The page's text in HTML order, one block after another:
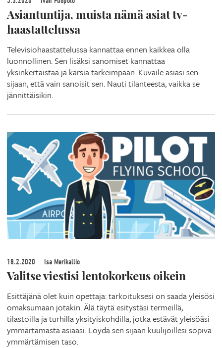
Asiantuntija, muista nämä asiat tv-
haastattelussa
Televisiohaastattelussa kannattaa ennen kaikkea olla
luonnollinen. Sen lisäksi sanomiset kannattaa
yksinkertaistaa ja karsia tärkeimpään. Kuvaile asiasi sen
sijaan, että vain sanoisit sen. Nauti tilanteesta, vaikka se
jännittäisikin.
18.2.2020 Isa Merikallio
Valitse viestisi lentokorkeus oikein
Esittäjänä olet kuin opettaja: tarkoituksesi on saada yleisösi
omaksumaan jotakin. Älä täytä esitystäsi termeillä,
tilastoilla ja turhilla yksityiskohdilla, jotka estävät yleisöäsi
ymmärtämästä asiaasi. Löydä sen sijaan kuulijoillesi sopiva
ymmärtämisen taso.